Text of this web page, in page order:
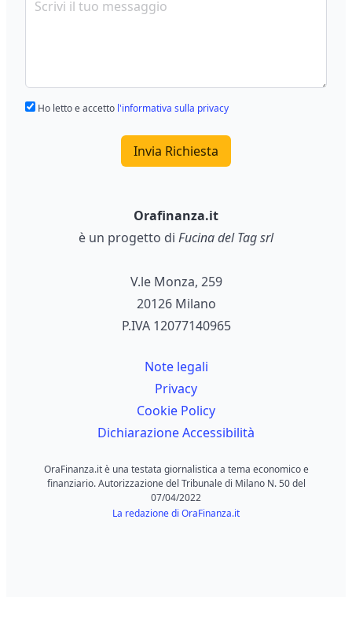
Ho letto e accetto l'informativa sulla privacy
Invia Richiesta
Orafinanza.it
è un progetto di Fucina del Tag srl
V.le Monza, 259
20126 Milano
P.IVA 12077140965
Note legali
Privacy
Cookie Policy
Dichiarazione Accessibilità
OraFinanza.it è una testata giornalistica a tema economico e
finanziario. Autorizzazione del Tribunale di Milano N. 50 del
07/04/2022
La redazione di OraFinanza.it